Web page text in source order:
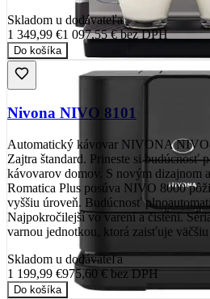
Skladom u dodávateľa
1 349,99 €1 097,55 €bez DPH
Do košíka
Nivona NIVO 8101
Automatický kávovar NIVONA
Zajtra štandard. Prineste si budúcnosť
kávovarov domov. S novým dizajnom
Romatica Plus posúva NIVO 8000
vyššiu úroveň. Budúcnosť
Najpokročilejší vo varení a čistení.
varnou jednotkou, ktorá zaisťuje
Skladom u dodávateľa
1 199,99 €975,60 € bez DPH
Do košíka